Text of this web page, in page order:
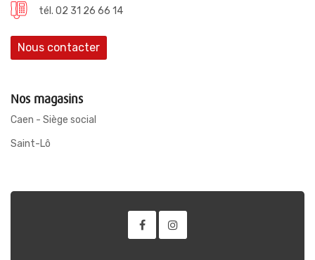
tél. 02 31 26 66 14
Nous contacter
Nos magasins
Caen - Siège social
Saint-Lô